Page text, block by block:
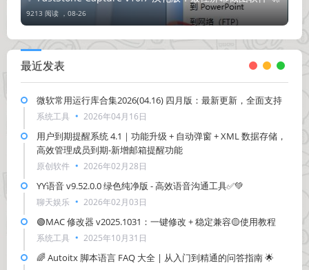
9213 阅读 ， 08-26
最近发表
微软常用运行库合集2026(04.16) 四月版：最新更新，全面支持
系统工具 2026年04月16日
用户到期提醒系统 4.1｜功能升级 + 自动弹窗 + XML 数据存储，
高效管理成员到期-新增邮箱提醒功能
原创软件 2026年02月28日
YY语音 v9.52.0.0 绿色纯净版 - 高效语音沟通工具✅💚
聊天娱乐 2026年02月03日
🟢MAC 修改器 v2025.1031：一键修改 + 稳定兼容🟡使用教程
系统工具 2025年10月31日
🌈 Autoitx 脚本语言 FAQ 大全 | 从入门到精通的问答指南 🌟